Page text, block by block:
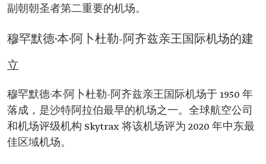
副朝朝圣者第二重要的机场。
穆罕默德·本·阿卜杜勒-阿齐兹亲王国际机场的建
立
穆罕默德·本·阿卜杜勒-阿齐兹亲王国际机场于 1950 年
落成，是沙特阿拉伯最早的机场之一。全球航空公司
和机场评级机构 Skytrax 将该机场评为 2020 年中东最
佳区域机场。